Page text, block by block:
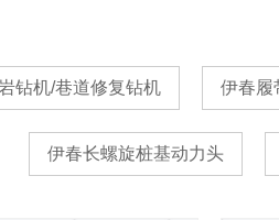
钻机/巷道修复钻机 伊春履
伊春长螺旋桩基动力头